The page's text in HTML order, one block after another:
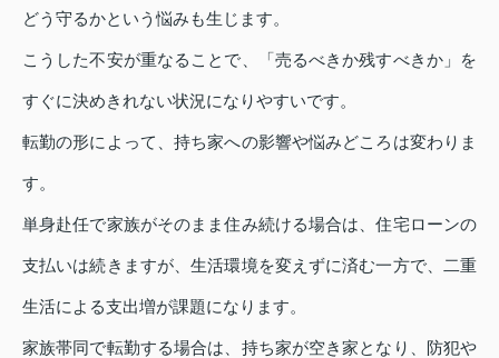
どう守るかという悩みも生じます。
こうした不安が重なることで、「売るべきか残すべきか」を
すぐに決めきれない状況になりやすいです。
転勤の形によって、持ち家への影響や悩みどころは変わりま
す。
単身赴任で家族がそのまま住み続ける場合は、住宅ローンの
支払いは続きますが、生活環境を変えずに済む一方で、二重
生活による支出増が課題になります。
家族帯同で転勤する場合は、持ち家が空き家となり、防犯や